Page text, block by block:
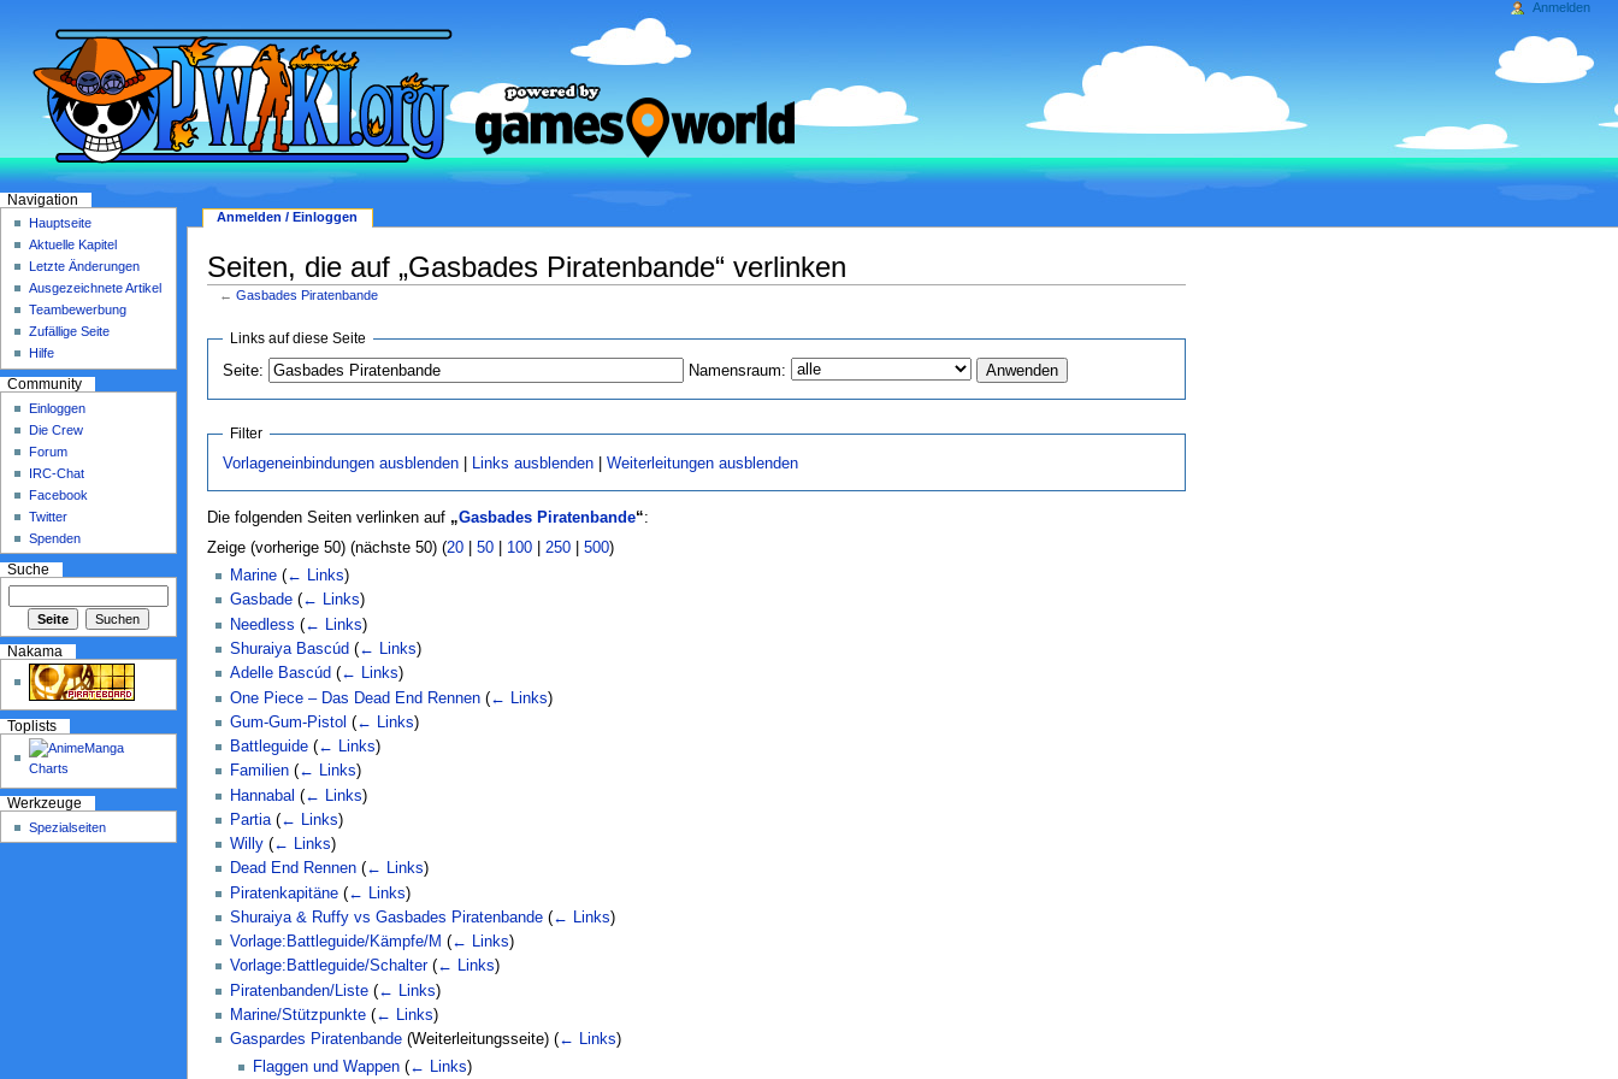
Seiten, die auf „Gasbades Piratenbande“ verlinken
←Gasbades Piratenbande
Links auf diese Seite
Seite:
Namensraum:
Filter
Vorlageneinbindungen ausblenden
Links ausblenden |Weiterleitungen ausblenden
Die folgenden Seiten verlinken auf „Gasbades Piratenbande“:
Zeige (vorherige 50) (nächste 50) (20| 50| 100| 250| 500)
Marine (← Links)
Gasbade (← Links)
Needless (← Links)
Shuraiya Bascúd (← Links)
Adelle Bascúd (← Links)
One Piece – Das Dead End Rennen (← Links)
Gum-Gum-Pistol (← Links)
Battleguide (← Links)
Familien (← Links)
Hannabal (← Links)
Partia (← Links)
Willy (← Links)
Dead End Rennen (← Links)
Piratenkapitäne (← Links)
Shuraiya & Ruffy vs Gasbades Piratenbande (← Links)
Vorlage:Battleguide/Kämpfe/M (← Links)
Vorlage:Battleguide/Schalter (← Links)
Piratenbanden/Liste (← Links)
Marine/Stützpunkte (← Links)
Gaspardes Piratenbande(Weiterleitungsseite) (← Links)
Flaggen und Wappen (← Links)
Anmelden / Einloggen
Anmelden
Navigation
Hauptseite
Aktuelle Kapitel
Letzte Änderungen
Ausgezeichnete Artikel
Teambewerbung
Zufällige Seite
Hilfe
Community
Einloggen
Die Crew
Forum
IRC-Chat
Facebook
Twitter
Spenden
Suche
Nakama
Toplists
Werkzeuge
Spezialseiten